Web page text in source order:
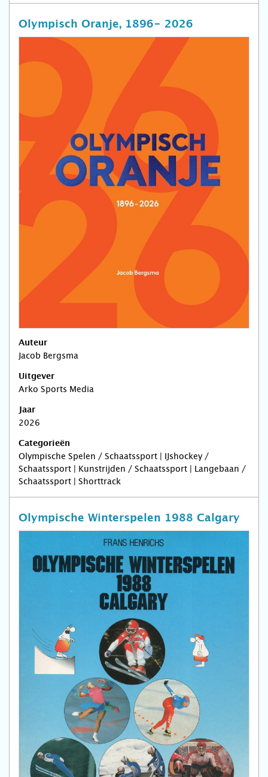
Olympisch Oranje, 1896- 2026
Auteur
Jacob Bergsma
Uitgever
Arko Sports Media
Jaar
2026
Categorieën
Olympische Spelen / Schaatssport | IJshockey /
Schaatssport | Kunstrijden / Schaatssport | Langebaan /
Schaatssport | Shorttrack
Olympische Winterspelen 1988 Calgary